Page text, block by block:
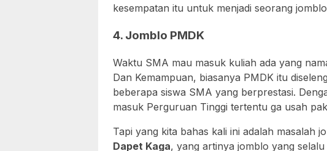
kesempatan itu untuk menjadi seorang
4. Jomblo PMDK
Waktu SMA mau masuk kuliah ada yang
Dan Kemampuan, biasanya PMDK itu
beberapa siswa SMA yang berprestasi.
masuk Perguruan Tinggi tertentu ga usah
Tapi yang kita bahas kali ini adalah masalah
Dapet Kaga, yang artinya jomblo yang